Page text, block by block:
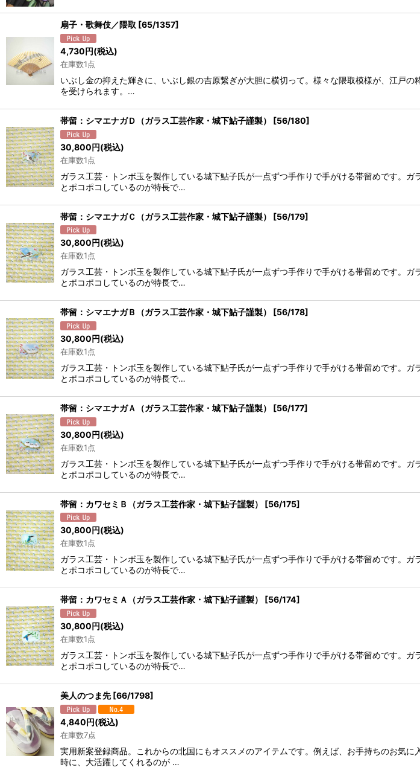
扇子・歌舞伎／隈取 [65/1357]
4,730円(税込)
在庫数1点
いぶし金の抑えた輝きに、いぶし銀の吉原繋ぎが大胆に横切って。様々な隈取模様が、江戸
を受けられます。…
帯留：シマエナガＤ（ガラス工芸作家・城下鮎子謹製） [56/180]
30,800円(税込)
在庫数1点
ガラス工芸・トンボ玉を製作している城下鮎子氏が一点ずつ手作りで手がける帯留めです。
とポコポコしているのが特長で…
帯留：シマエナガＣ（ガラス工芸作家・城下鮎子謹製） [56/179]
30,800円(税込)
在庫数1点
ガラス工芸・トンボ玉を製作している城下鮎子氏が一点ずつ手作りで手がける帯留めです。
とポコポコしているのが特長で…
帯留：シマエナガＢ（ガラス工芸作家・城下鮎子謹製） [56/178]
30,800円(税込)
在庫数1点
ガラス工芸・トンボ玉を製作している城下鮎子氏が一点ずつ手作りで手がける帯留めです。
とポコポコしているのが特長で…
帯留：シマエナガＡ（ガラス工芸作家・城下鮎子謹製） [56/177]
30,800円(税込)
在庫数1点
ガラス工芸・トンボ玉を製作している城下鮎子氏が一点ずつ手作りで手がける帯留めです。
とポコポコしているのが特長で…
帯留：カワセミＢ（ガラス工芸作家・城下鮎子謹製） [56/175]
30,800円(税込)
在庫数1点
ガラス工芸・トンボ玉を製作している城下鮎子氏が一点ずつ手作りで手がける帯留めです。
とポコポコしているのが特長で…
帯留：カワセミＡ（ガラス工芸作家・城下鮎子謹製） [56/174]
30,800円(税込)
在庫数1点
ガラス工芸・トンボ玉を製作している城下鮎子氏が一点ずつ手作りで手がける帯留めです。
とポコポコしているのが特長で…
美人のつま先 [66/1798]
4,840円(税込)
在庫数7点
実用新案登録商品。これからの北国にもオススメのアイテムです。例えば、お手持ちのお気
時に、大活躍してくれるのが …